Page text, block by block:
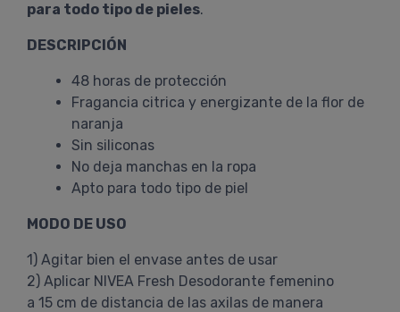
para todo tipo de pieles.
DESCRIPCIÓN
48 horas de protección
Fragancia citrica y energizante de la flor de
naranja
Sin siliconas
No deja manchas en la ropa
Apto para todo tipo de piel
MODO DE USO
1) Agitar bien el envase antes de usar
2) Aplicar NIVEA Fresh Desodorante femenino
a 15 cm de distancia de las axilas de manera